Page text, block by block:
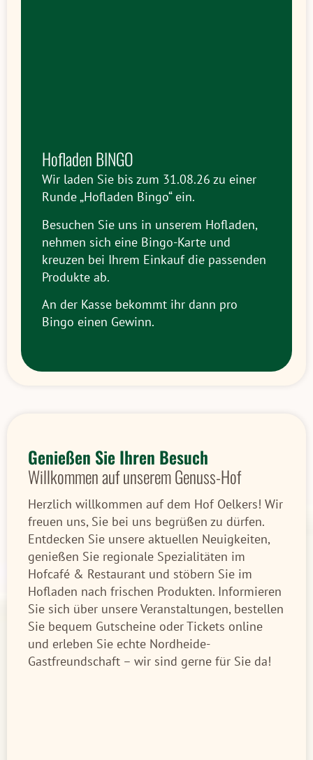
Hofladen BINGO
Wir laden Sie bis zum 31.08.26 zu einer
Runde „Hofladen Bingo“ ein.
Besuchen Sie uns in unserem Hofladen,
nehmen sich eine Bingo-Karte und
kreuzen bei Ihrem Einkauf die passenden
Produkte ab.
An der Kasse bekommt ihr dann pro
Bingo einen Gewinn.
Genießen Sie Ihren Besuch
Willkommen auf unserem Genuss-Hof
Herzlich willkommen auf dem Hof Oelkers! Wir
freuen uns, Sie bei uns begrüßen zu dürfen.
Entdecken Sie unsere aktuellen Neuigkeiten,
genießen Sie regionale Spezialitäten im
Hofcafé & Restaurant und stöbern Sie im
Hofladen nach frischen Produkten. Informieren
Sie sich über unsere Veranstaltungen, bestellen
Sie bequem Gutscheine oder Tickets online
und erleben Sie echte Nordheide-
Gastfreundschaft – wir sind gerne für Sie da!